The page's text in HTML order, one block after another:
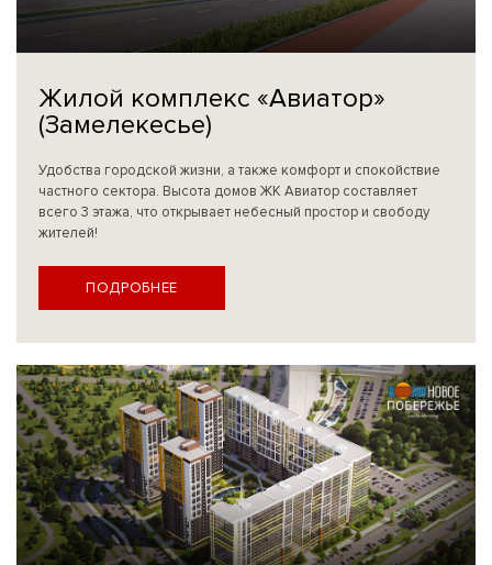
Жилой комплекс «Авиатор»
(Замелекесье)
Удобства городской жизни, а также комфорт и спокойствие
частного сектора. Высота домов ЖК Авиатор составляет
всего 3 этажа, что открывает небесный простор и свободу
жителей!
ПОДРОБНЕЕ